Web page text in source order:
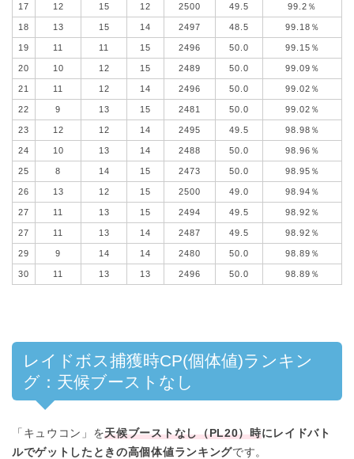
17 12 15 12 2500 49.5 99.2％
18 13 15 14 2497 48.5 99.18％
19 11 11 15 2496 50.0 99.15％
20 10 12 15 2489 50.0 99.09％
21 11 12 14 2496 50.0 99.02％
22 9 13 15 2481 50.0 99.02％
23 12 12 14 2495 49.5 98.98％
24 10 13 14 2488 50.0 98.96％
25 8 14 15 2473 50.0 98.95％
26 13 12 15 2500 49.0 98.94％
27 11 13 15 2494 49.5 98.92％
27 11 13 14 2487 49.5 98.92％
29 9 14 14 2480 50.0 98.89％
30 11 13 13 2496 50.0 98.89％
レイドボス捕獲時CP(個体値)ランキン
グ：天候ブーストなし
「キュウコン」を天候ブーストなし（PL20）時にレイドバト
ルでゲットしたときの高個体値ランキングです。